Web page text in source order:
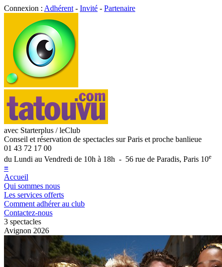
Connexion : Adhérent - Invité - Partenaire
avec Starterplus / leClub
Conseil et réservation de spectacles sur Paris et proche banlieue
01 43 72 17 00
du Lundi au Vendredi de 10h à 18h - 56 rue de Paradis, Paris 10e
≡
Accueil
Qui sommes nous
Les services offerts
Comment adhérer au club
Contactez-nous
3 spectacles
Avignon 2026